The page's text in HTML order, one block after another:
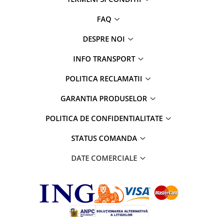
FAQ
DESPRE NOI
INFO TRANSPORT
POLITICA RECLAMATII
GARANTIA PRODUSELOR
POLITICA DE CONFIDENTIALITATE
STATUS COMANDA
DATE COMERCIALE